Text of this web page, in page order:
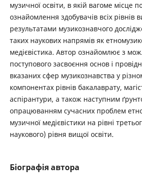
музичної освіти, в якій вагоме місце
ознайомлення здобувачів всіх рівнів
результатами музикознавчого
таких наукових напрямів як
медієвістика. Автор ознайомлює з
поступового засвоєння основ і
вказаних сфер музикознавства у
компонентах рівнів бакалаврату,
аспірантури, а також наступним
опрацюванням сучасних проблем
музичної медієвістики на рівні
наукового) рівня вищої освіти.
Біографія автора